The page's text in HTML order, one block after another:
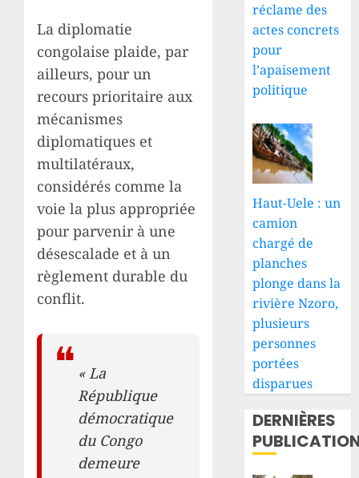
La diplomatie
congolaise plaide, par
ailleurs, pour un
recours prioritaire aux
mécanismes
diplomatiques et
multilatéraux,
considérés comme la
voie la plus appropriée
pour parvenir à une
désescalade et à un
règlement durable du
conflit.
« La
République
démocratique
du Congo
demeure
réclame des
actes concrets
pour
l’apaisement
politique
Haut-Uele : un
camion
chargé de
planches
plonge dans la
rivière Nzoro,
plusieurs
personnes
portées
disparues
DERNIÈRES